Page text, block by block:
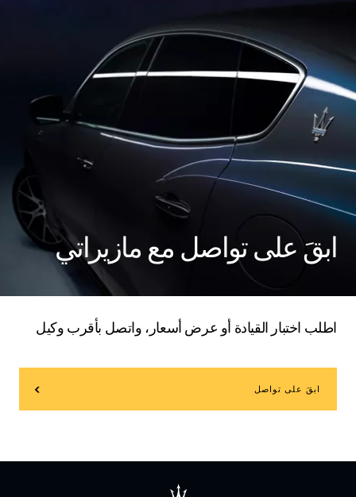
ابقَ على تواصل مع مازيراتي
اطلب اختبار القيادة أو عرض أسعار، واتصل بأقرب وكيل
ابقَ على تواصل